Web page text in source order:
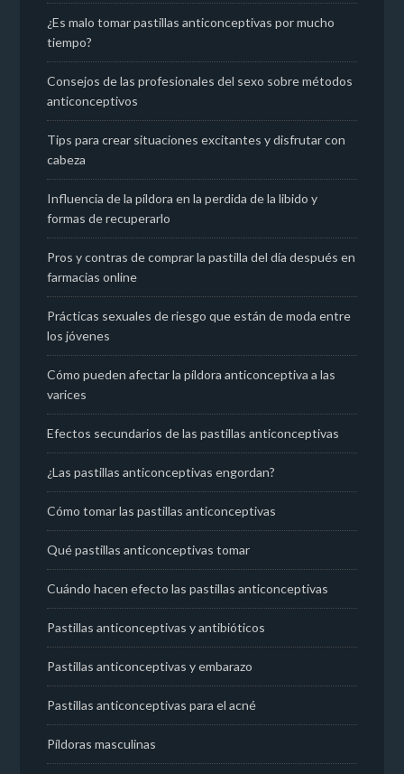
¿Es malo tomar pastillas anticonceptivas por mucho
tiempo?
Consejos de las profesionales del sexo sobre métodos
anticonceptivos
Tips para crear situaciones excitantes y disfrutar con
cabeza
Influencia de la píldora en la perdida de la libido y
formas de recuperarlo
Pros y contras de comprar la pastilla del día después en
farmacias online
Prácticas sexuales de riesgo que están de moda entre
los jóvenes
Cómo pueden afectar la píldora anticonceptiva a las
varices
Efectos secundarios de las pastillas anticonceptivas
¿Las pastillas anticonceptivas engordan?
Cómo tomar las pastillas anticonceptivas
Qué pastillas anticonceptivas tomar
Cuándo hacen efecto las pastillas anticonceptivas
Pastillas anticonceptivas y antibióticos
Pastillas anticonceptivas y embarazo
Pastillas anticonceptivas para el acné
Píldoras masculinas